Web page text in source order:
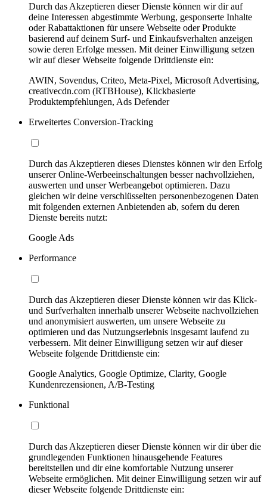
Durch das Akzeptieren dieser Dienste können wir dir auf
deine Interessen abgestimmte Werbung, gesponserte Inhalte
oder Rabattaktionen für unsere Webseite oder Produkte
basierend auf deinem Surf- und Einkaufsverhalten anzeigen
sowie deren Erfolge messen. Mit deiner Einwilligung setzen
wir auf dieser Webseite folgende Drittdienste ein:
AWIN, Sovendus, Criteo, Meta-Pixel, Microsoft Advertising,
creativecdn.com (RTBHouse), Klickbasierte
Produktempfehlungen, Ads Defender
Erweitertes Conversion-Tracking
Durch das Akzeptieren dieses Dienstes können wir den Erfolg
unserer Online-Werbeeinschaltungen besser nachvollziehen,
auswerten und unser Werbeangebot optimieren. Dazu
gleichen wir deine verschlüsselten personenbezogenen Daten
mit folgenden externen Anbietenden ab, sofern du deren
Dienste bereits nutzt:
Google Ads
Performance
Durch das Akzeptieren dieser Dienste können wir das Klick-
und Surfverhalten innerhalb unserer Webseite nachvollziehen
und anonymisiert auswerten, um unsere Webseite zu
optimieren und das Nutzungserlebnis insgesamt laufend zu
verbessern. Mit deiner Einwilligung setzen wir auf dieser
Webseite folgende Drittdienste ein:
Google Analytics, Google Optimize, Clarity, Google
Kundenrezensionen, A/B-Testing
Funktional
Durch das Akzeptieren dieser Dienste können wir dir über die
grundlegenden Funktionen hinausgehende Features
bereitstellen und dir eine komfortable Nutzung unserer
Webseite ermöglichen. Mit deiner Einwilligung setzen wir auf
dieser Webseite folgende Drittdienste ein: